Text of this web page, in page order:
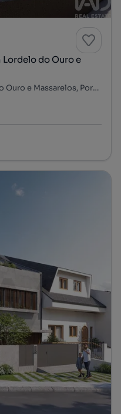
do Ouro e
Ouro - Condominhas, Lordelo do Ouro e Massarelos, Porto, Porto